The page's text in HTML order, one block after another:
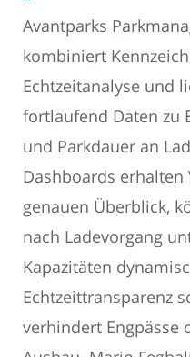
Avantparks
kombiniert
Echtzeitanalyse und
fortlaufend Daten zu
und Parkdauer an
Dashboards
genauen Überblick,
nach Ladevorgang
Kapazitäten
Echtzeittransparenz
verhindert Engpässe